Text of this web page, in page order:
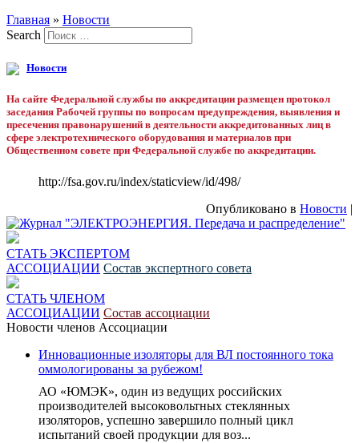
Главная » Новости
Search
Новости
На сайте Федеральной службы по аккредитации размещен протокол
заседания Рабочей группы по вопросам предупреждения, выявления и
пресечения правонарушений в деятельности аккредитованных лиц в
сфере электротехнического оборудования и материалов при
Общественном совете при Федеральной службе по аккредитации.
http://fsa.gov.ru/index/staticview/id/498/
Опубликовано в Новости |
СТАТЬ ЭКСПЕРТОМ
АССОЦИАЦИИ Состав экспертного совета
СТАТЬ ЧЛЕНОМ
АССОЦИАЦИИ Состав ассоциации
Новости членов Ассоциации
Инновационные изоляторы для ВЛ постоянного тока
оммологированы за рубежом!
АО «ЮМЭК», один из ведущих российских
производителей высоковольтных стеклянных
изоляторов, успешно завершило полный цикл
испытаний своей продукции для воз...